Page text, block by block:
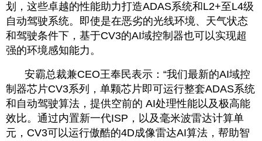
划，这些卓越的性能助力打造ADAS系统和L2+至L4级
自动驾驶系统。即使是在恶劣的光线环境、天气状态
和驾驶条件下，基于CV3的AI域控制器也可以实现超
强的环境感知能力。
安霸总裁兼CEO王奉民表示：“我们最新的AI域控
制器芯片CV3系列，单颗芯片即可运行整套ADAS系统
和自动驾驶算法，提供空前的 AI处理性能以及极高能
效比。通过内置新一代ISP，以及毫米波雷达计算单
元，CV3可以运行傲酷的4D成像雷达AI算法，帮助智